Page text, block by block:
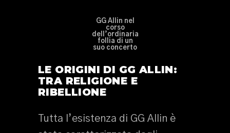
GG Allin nel
corso
dell’ordinaria
follia di un
suo concerto
LE ORIGINI DI GG ALLIN:
TRA RELIGIONE E
RIBELLIONE
Tutta l’esistenza di GG Allin è